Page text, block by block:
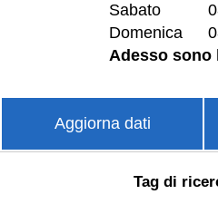
Sabato
Domenica
Adesso sono
Aggiorna dati
Tag di